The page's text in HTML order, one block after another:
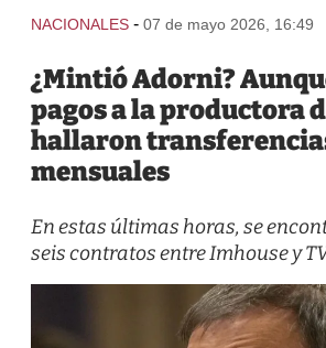
NACIONALES - 07 de mayo 2026, 16:49
¿Mintió Adorni?
pagos a la productora
hallaron
mensuales
En estas últimas horas, se
seis contratos entre Imhouse y